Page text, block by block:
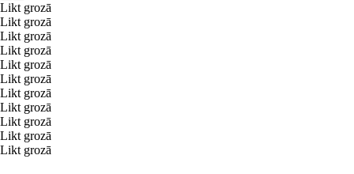
Likt grozā
Likt grozā
Likt grozā
Likt grozā
Likt grozā
Likt grozā
Likt grozā
Likt grozā
Likt grozā
Likt grozā
Likt grozā